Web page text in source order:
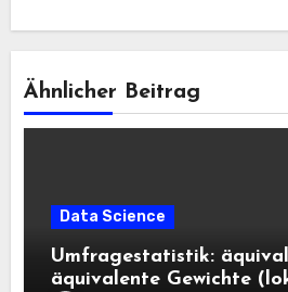
Ähnlicher Beitrag
Data Science
Umfragestatistik:
äquivalente Gewichte